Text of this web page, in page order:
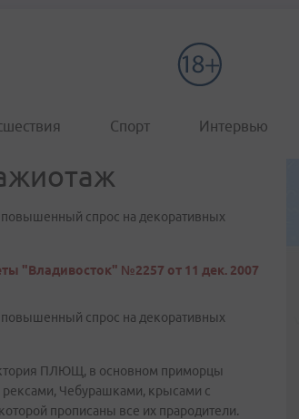
Спорт Интервью
повышенный спрос на декоративных
"Владивосток" №2257 от 11 дек. 2007
повышенный спрос на декоративных
ПЛЮЩ, в основном приморцы
Чебурашками, крысами с
прописаны все их прародители.